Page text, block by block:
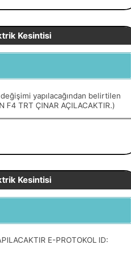
Kesintisi
yapılacağından belirtilen
F4 TRT ÇINAR AÇILACAKTIR.)
Kesintisi
E-PROTOKOL ID: